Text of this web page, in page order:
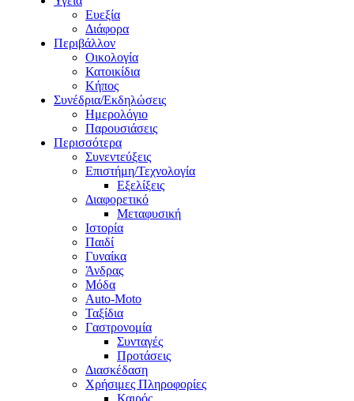
Ευεξία
Διάφορα
Περιβάλλον
Οικολογία
Κατοικίδια
Κήπος
Συνέδρια/Εκδηλώσεις
Ημερολόγιο
Παρουσιάσεις
Περισσότερα
Συνεντεύξεις
Επιστήμη/Τεχνολογία
Εξελίξεις
Διαφορετικό
Μεταφυσική
Ιστορία
Παιδί
Γυναίκα
Άνδρας
Μόδα
Auto-Moto
Ταξίδια
Γαστρονομία
Συνταγές
Προτάσεις
Διασκέδαση
Χρήσιμες Πληροφορίες
Καιρός